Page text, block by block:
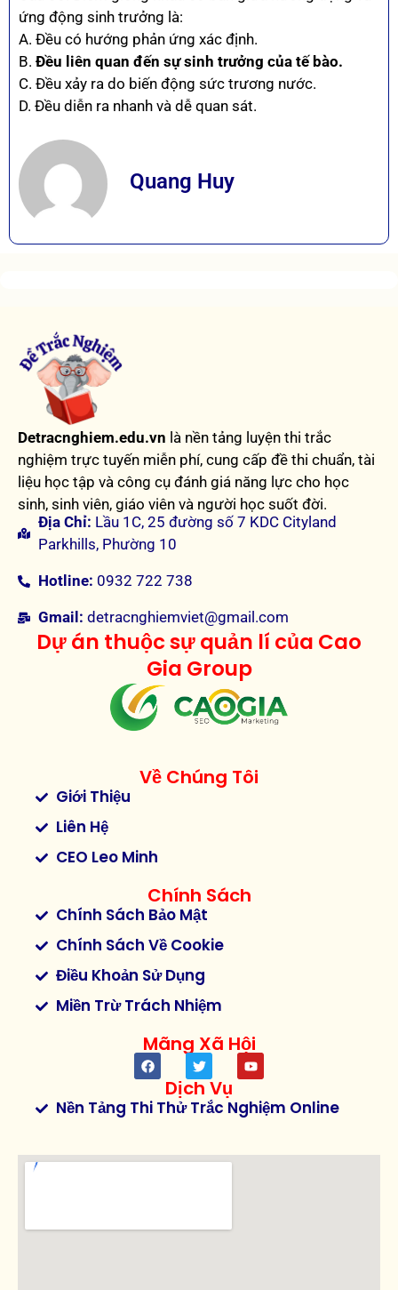
ứng động sinh trưởng là:
A. Đều có hướng phản ứng xác định.
B. Đều liên quan đến sự sinh trưởng của tế bào.
C. Đều xảy ra do biến động sức trương nước.
D. Đều diễn ra nhanh và dễ quan sát.
Quang Huy
Detracnghiem.edu.vn là nền tảng luyện thi trắc
nghiệm trực tuyến miễn phí, cung cấp đề thi chuẩn, tài
liệu học tập và công cụ đánh giá năng lực cho học
sinh, sinh viên, giáo viên và người học suốt đời.
Địa Chỉ: Lầu 1C, 25 đường số 7 KDC Cityland
Parkhills, Phường 10
Hotline: 0932 722 738
Gmail: detracnghiemviet@gmail.com
Dự án thuộc sự quản lí của Cao
Gia Group
Về Chúng Tôi
Giới Thiệu
Liên Hệ
CEO Leo Minh
Chính Sách
Chính Sách Bảo Mật
Chính Sách Về Cookie
Điều Khoản Sử Dụng
Miền Trừ Trách Nhiệm
Mãng Xã Hội
Dịch Vụ
Nền Tảng Thi Thử Trắc Nghiệm Online